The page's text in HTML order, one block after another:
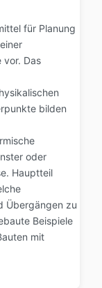
für Planung
vor. Das
bilden
oder
Hauptteil
Übergängen zu
Beispiele
mit